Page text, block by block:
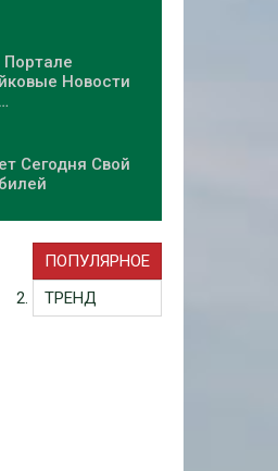
Новости
Сегодня Свой
ПОПУЛЯРНОЕ
ТРЕНД